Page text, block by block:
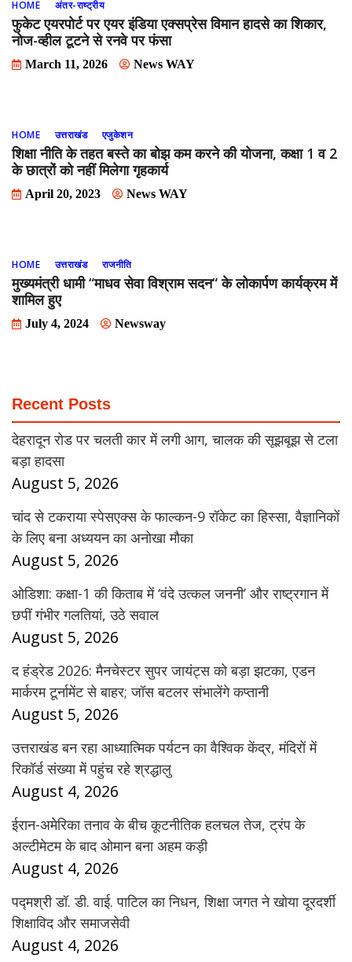
HOME अंतर-राष्ट्रीय
फुकेट एयरपोर्ट पर एयर इंडिया एक्सप्रेस विमान हादसे का शिकार,
नोज-व्हील टूटने से रनवे पर फंसा
March 11, 2026 News WAY
HOME उत्तराखंड एजुकेशन
शिक्षा नीति के तहत बस्ते का बोझ कम करने की योजना, कक्षा 1 व 2
के छात्रों को नहीं मिलेगा गृहकार्य
April 20, 2023 News WAY
HOME उत्तराखंड राजनीति
मुख्यमंत्री धामी “माधव सेवा विश्राम सदन“ के लोकार्पण कार्यक्रम में
शामिल हुए
July 4, 2024 Newsway
Recent Posts
देहरादून रोड पर चलती कार में लगी आग, चालक की सूझबूझ से टला
बड़ा हादसा
August 5, 2026
चांद से टकराया स्पेसएक्स के फाल्कन-9 रॉकेट का हिस्सा, वैज्ञानिकों
के लिए बना अध्ययन का अनोखा मौका
August 5, 2026
ओडिशा: कक्षा-1 की किताब में ‘वंदे उत्कल जननी’ और राष्ट्रगान में
छपीं गंभीर गलतियां, उठे सवाल
August 5, 2026
द हंड्रेड 2026: मैनचेस्टर सुपर जायंट्स को बड़ा झटका, एडन
मार्करम टूर्नामेंट से बाहर; जॉस बटलर संभालेंगे कप्तानी
August 5, 2026
उत्तराखंड बन रहा आध्यात्मिक पर्यटन का वैश्विक केंद्र, मंदिरों में
रिकॉर्ड संख्या में पहुंच रहे श्रद्धालु
August 4, 2026
ईरान-अमेरिका तनाव के बीच कूटनीतिक हलचल तेज, ट्रंप के
अल्टीमेटम के बाद ओमान बना अहम कड़ी
August 4, 2026
पद्मश्री डॉ. डी. वाई. पाटिल का निधन, शिक्षा जगत ने खोया दूरदर्शी
शिक्षाविद और समाजसेवी
August 4, 2026